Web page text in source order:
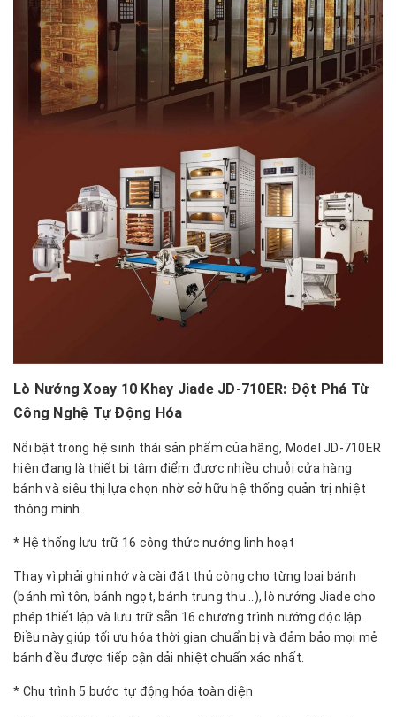
Lò Nướng Xoay 10 Khay Jiade JD-710ER: Đột Phá Từ
Công Nghệ Tự Động Hóa
Nổi bật trong hệ sinh thái sản phẩm của hãng, Model JD-710ER
hiện đang là thiết bị tâm điểm được nhiều chuỗi cửa hàng
bánh và siêu thị lựa chọn nhờ sở hữu hệ thống quản trị nhiệt
thông minh.
* Hệ thống lưu trữ 16 công thức nướng linh hoạt
Thay vì phải ghi nhớ và cài đặt thủ công cho từng loại bánh
(bánh mì tôn, bánh ngọt, bánh trung thu...), lò nướng Jiade cho
phép thiết lập và lưu trữ sẵn 16 chương trình nướng độc lập.
Điều này giúp tối ưu hóa thời gian chuẩn bị và đảm bảo mọi mẻ
bánh đều được tiếp cận dải nhiệt chuẩn xác nhất.
* Chu trình 5 bước tự động hóa toàn diện